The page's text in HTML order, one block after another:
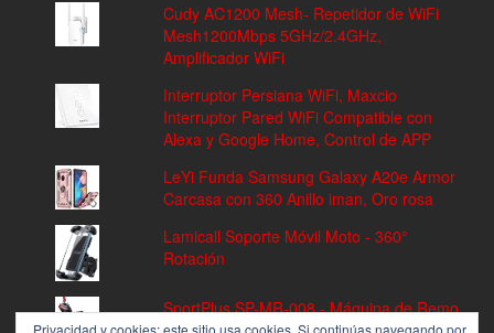
Cudy AC1200 Mesh- Repetidor de WiFi
Mesh1200Mbps 5GHz/2.4GHz,
Amplificador WiFi
Interruptor Persiana WiFi, Maxcio
Interruptor Pared WiFi Compatible con
Alexa y Google Home, Control de APP
LeYi Funda Samsung Galaxy A20e Armor
Carcasa con 360 Anillo iman, Oro rosa
Lamicall Soporte Móvil Moto - 360°
Rotación
SportPlus SP-MR-008 - Máquina de Remo
Privacidad y cookies: este sitio usa cookies. Si continúas navegando por